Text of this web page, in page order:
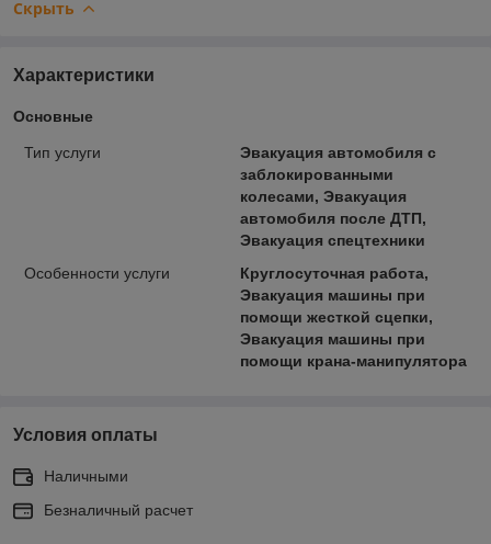
Скрыть
Характеристики
Основные
Тип услуги
Эвакуация автомобиля с
заблокированными
колесами, Эвакуация
автомобиля после ДТП,
Эвакуация спецтехники
Особенности услуги
Круглосуточная работа,
Эвакуация машины при
помощи жесткой сцепки,
Эвакуация машины при
помощи крана-манипулятора
Условия оплаты
Наличными
Безналичный расчет